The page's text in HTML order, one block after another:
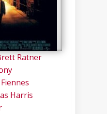
Ratner
Harris